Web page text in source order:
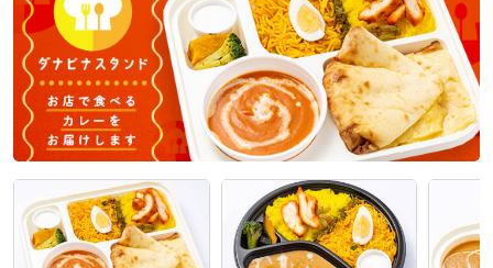
埼玉県北葛飾郡杉戸町本郷2026/04/08
エベレストインの口コミをもっと見る